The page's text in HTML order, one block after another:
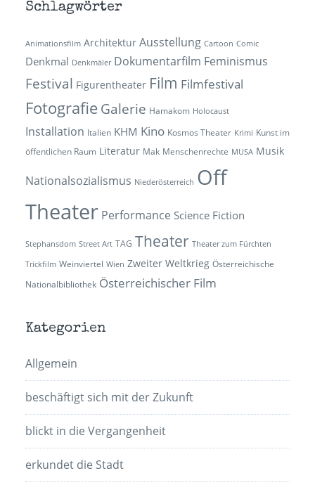
Schlagwörter
Animationsfilm Architektur Ausstellung Cartoon Comic
Denkmal Denkmäler Dokumentarfilm Feminismus
Festival Figurentheater Film Filmfestival
Fotografie Galerie Hamakom Holocaust
Installation Italien KHM Kino Kosmos Theater Krimi Kunst im
öffentlichen Raum Literatur Mak Menschenrechte MUSA Musik
Nationalsozialismus Niederösterreich Off
Theater Performance Science Fiction
Stephansdom Street Art TAG Theater Theater zum Fürchten
Trickfilm Weinviertel Wien Zweiter Weltkrieg Österreichische
Nationalbibliothek Österreichischer Film
Kategorien
Allgemein
beschäftigt sich mit der Zukunft
blickt in die Vergangenheit
erkundet die Stadt